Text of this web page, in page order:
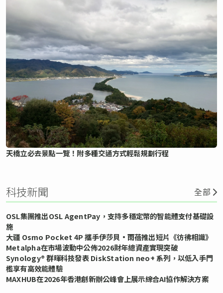
天橋立必去景點一覽！附多種交通方式輕鬆規劃行程
科技新聞 全部
OSL集團推出OSL AgentPay，支持多穩定幣的智能體支付基礎設
施
大疆 Osmo Pocket 4P 攜手伊莎貝•雨蓓推出短片《彷彿相識》
Metalpha在市場波動中公佈2026財年總資產實現突破
Synology® 群暉科技發表 DiskStation neo+ 系列，以低入手門
檻享有高效能體驗
MAXHUB在2026年香港創新辦公峰會上展示綜合AI協作解決方案